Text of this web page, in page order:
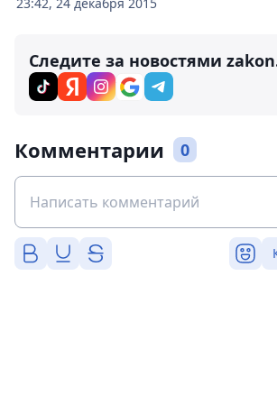
Следите за новостями
Комментарии 0